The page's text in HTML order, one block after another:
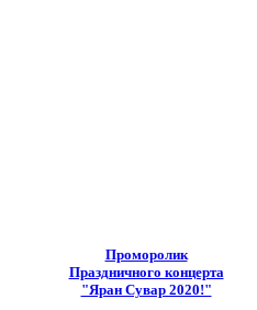
Проморолик
Праздничного концерта
"Яран Сувар 2020!"